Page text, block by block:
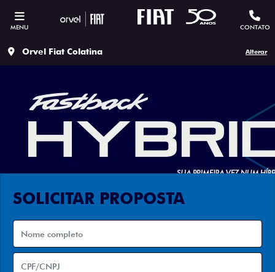
MENU CONTATO
Orvel Fiat Colatina Alterar
SOLICITAR PROPOSTA